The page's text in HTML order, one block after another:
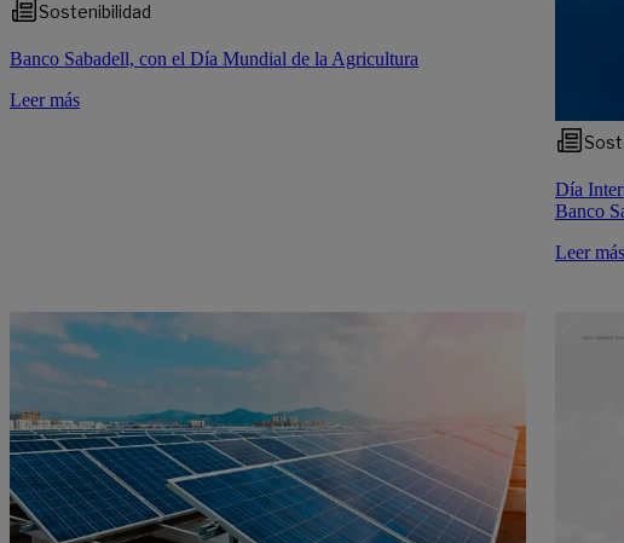
Sostenibilidad
Banco Sabadell, con el Día Mundial de la Agricultura
Leer más
Día
Banco
Leer más